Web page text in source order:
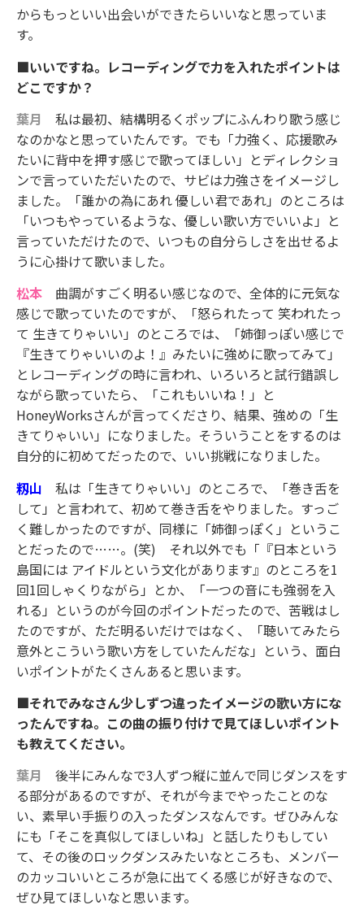
からもっといい出会いができたらいいなと思っていま
す。
■いいですね。レコーディングで力を入れたポイントは
どこですか？
葉月
私は最初、結構明るくポップにふんわり歌う感じ
なのかなと思っていたんです。でも「力強く、応援歌み
たいに背中を押す感じで歌ってほしい」とディレクショ
ンで言っていただいたので、サビは力強さをイメージし
ました。「誰かの為にあれ 優しい君であれ」のところは
「いつもやっているような、優しい歌い方でいいよ」と
言っていただけたので、いつもの自分らしさを出せるよ
うに心掛けて歌いました。
松本 曲調がすごく明るい感じなので、全体的に元気な
感じで歌っていたのですが、「怒られたって 笑われたっ
て 生きてりゃいい」のところでは、「姉御っぽい感じで
『生きてりゃいいのよ！』みたいに強めに歌ってみて」
とレコーディングの時に言われ、いろいろと試行錯誤し
ながら歌っていたら、「これもいいね！」と
HoneyWorksさんが言ってくださり、結果、強めの「生
きてりゃいい」になりました。そういうことをするのは
自分的に初めてだったので、いい挑戦になりました。
籾山 私は「生きてりゃいい」のところで、「巻き舌を
して」と言われて、初めて巻き舌をやりました。すっご
く難しかったのですが、同様に「姉御っぽく」というこ
とだったので……。(笑) それ以外でも「『日本という
島国には アイドルという文化があります』のところを1
回1回しゃくりながら」とか、「一つの音にも強弱を入
れる」というのが今回のポイントだったので、苦戦はし
たのですが、ただ明るいだけではなく、「聴いてみたら
意外とこういう歌い方をしていたんだな」という、面白
いポイントがたくさんあると思います。
■それでみなさん少しずつ違ったイメージの歌い方にな
ったんですね。この曲の振り付けで見てほしいポイント
も教えてください。
葉月
後半にみんなで3人ずつ縦に並んで同じダンスをす
る部分があるのですが、それが今までやったことのな
い、素早い手振りの入ったダンスなんです。ぜひみんな
にも「そこを真似してほしいね」と話したりもしてい
て、その後のロックダンスみたいなところも、メンバー
のカッコいいところが急に出てくる感じが好きなので、
ぜひ見てほしいなと思います。